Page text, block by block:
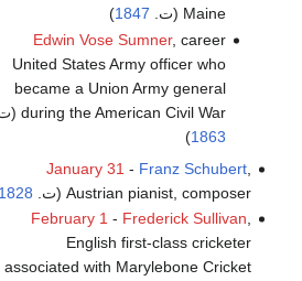
Maine (ت.
1847
)
Edwin Vose Sumner, career
United States Army officer who
became a Union Army general
during the American Civil War (ت.
1863
)
January 31 - Franz Schubert,
Austrian pianist, composer (ت.
February 1 - Frederick Sullivan,
English first-class cricketer
associated with Marylebone Cricket